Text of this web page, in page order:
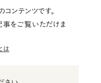
ンテンツです。
事をご覧いただけま
は